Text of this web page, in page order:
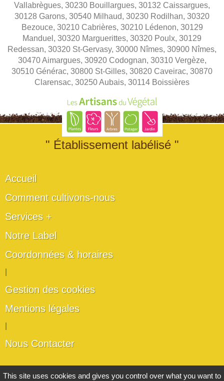
Vallabrègues, 30230 Bouillargues, 30132 Caissargues,
30128 Garons, 30540 Milhaud, 30230 Rodilhan, 30320
Bezouce, 30210 Cabrières, 30210 Lédenon, 30129
Manduel, 30320 Marguerittes, 30320 Poulx, 30129
Redessan, 30320 St-Gervasy, 30000 Nîmes, 30900 Nîmes,
30470 Aimargues, 30920 Codognan, 30310 Vergèze,
30510 Générac, 30800 St-Gilles, 30820 Caveirac, 30870
Clarensac, 30250 Aubais, 30114 Boissières
" Établissement labélisé "
Accueil
Comment cultivons-nous
Services +
Notre Label
Coordonnées & horaires
Gestion des cookies
Mentions légales
Nous Contacter
Les artisans du végétal
This site uses cookies and gives you control over what you want to